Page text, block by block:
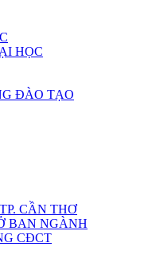
HỌC
ĐÀO TẠO
CẦN THƠ
BAN NGÀNH
CĐCT